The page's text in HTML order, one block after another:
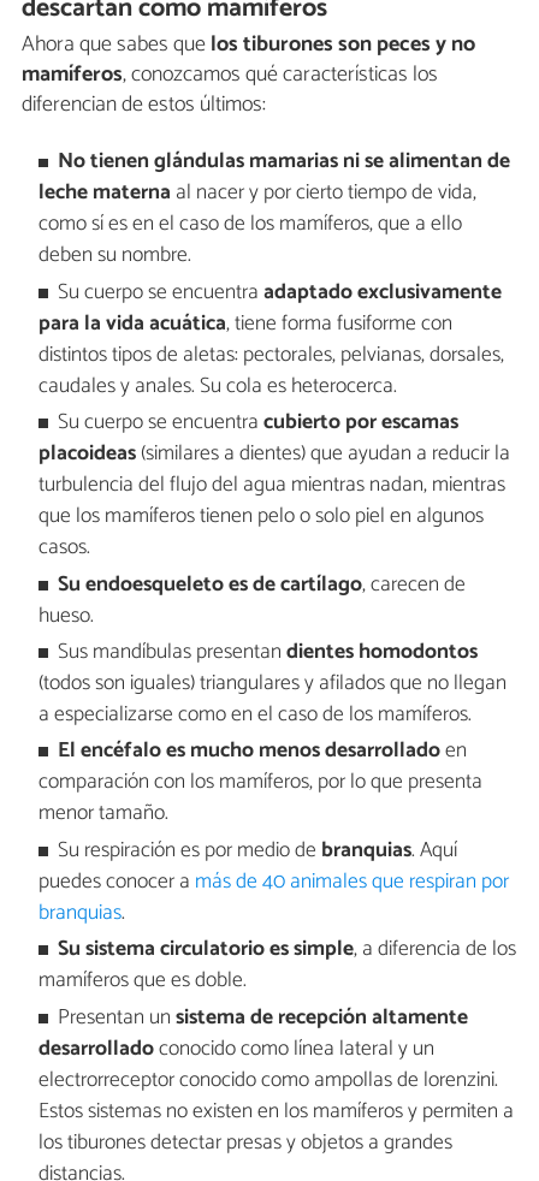
Ahora que sabes quelos tiburones son peces y no
mamíferos, conozcamos qué características los
diferencian de estos últimos:
No tienen glándulas mamarias ni se alimentan de
leche materna al nacer y por cierto tiempo de vida,
como sí es en el caso de los mamíferos, que a ello
deben su nombre.
Su cuerpo se encuentraadaptado exclusivamente
para la vida acuática, tiene forma fusiforme con
distintos tipos de aletas: pectorales, pelvianas, dorsales,
caudales y anales. Su cola es heterocerca.
Su cuerpo se encuentracubierto por escamas
placoideas(similares a dientes) que ayudan a reducir la
turbulencia del flujo del agua mientras nadan, mientras
que los mamíferos tienen pelo o solo piel en algunos
casos.
Su endoesqueleto es de cartílago, carecen de
hueso.
Sus mandíbulas presentandientes homodontos
(todos son iguales) triangulares y afilados que no llegan
a especializarse como en el caso de los mamíferos.
El encéfalo es mucho menos desarrolladoen
comparación con los mamíferos, por lo que presenta
menor tamaño.
Su respiración es por medio de branquias. Aquí
puedes conocer a más de 40 animales que respiran por
branquias.
Su sistema circulatorio es simple, a diferencia de los
mamíferos que es doble.
Presentan unsistema de recepción altamente
desarrolladoconocido como línea lateral y un
electrorreceptor conocido como ampollas de lorenzini.
Estos sistemas no existen en los mamíferos y permiten a
los tiburones detectar presas y objetos a grandes
distancias.